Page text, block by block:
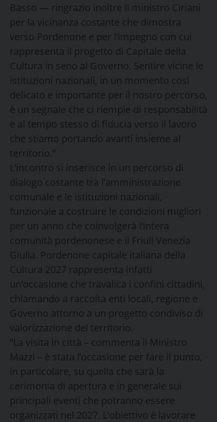
Basso — ringrazio inoltre il ministro Ciriani
per la vicinanza costante che dimostra
verso Pordenone e per l’impegno con cui
rappresenta il progetto di Capitale della
Cultura in seno al Governo. Sentire vicine le
istituzioni nazionali, in un momento così
delicato e importante per il nostro percorso,
è un segnale che ci riempie di responsabilità
e al tempo stesso di fiducia verso il lavoro
che stiamo portando avanti insieme al
territorio.”
L’incontro si inserisce in un percorso di
dialogo costante tra l’amministrazione
comunale e le istituzioni nazionali,
funzionale a costruire le condizioni migliori
per un anno che coinvolgerà l’intera
comunità pordenonese e il Friuli Venezia
Giulia. Pordenone capitale italiana della
Cultura 2027 rappresenta infatti
un’occasione che travalica i confini cittadini,
chiamando a raccolta enti locali, regione e
Governo attorno a un progetto condiviso di
valorizzazione del territorio.
“La visita in città – commenta il Ministro
Mazzi – è stata l’occasione per fare il punto,
in particolare, su quella che sarà la
cerimonia di apertura e in generale sui
principali eventi che potranno essere
organizzati nel 2027. L’obiettivo è lavorare